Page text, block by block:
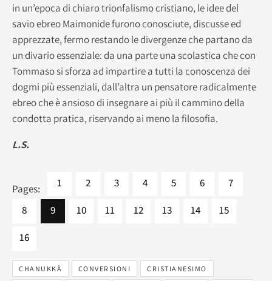
in un’epoca di chiaro trionfalismo cristiano, le idee del
savio ebreo Maimonide furono conosciute, discusse ed
apprezzate, fermo restando le divergenze che partano da
un divario essenziale: da una parte una scolastica che con
Tommaso si sforza ad impartire a tutti la conoscenza dei
dogmi più essenziali, dall’altra un pensatore radicalmente
ebreo che è ansioso di insegnare ai più il cammino della
condotta pratica, riservando ai meno la filosofia.
L.S.
Pages: 1 2 3 4 5 6 7
8 9 10 11 12 13 14 15
16
CHANUKKÀ CONVERSIONI CRISTIANESIMO